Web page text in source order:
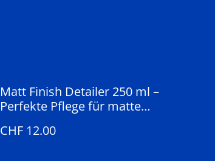
Matt Finish Detailer 250 ml –
Perfekte Pflege für matte
CHF 12.00